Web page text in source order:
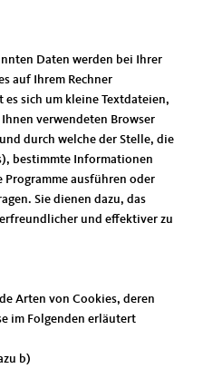
Daten werden bei Ihrer
auf Ihrem Rechner
sich um kleine Textdateien,
verwendeten Browser
durch welche der Stelle, die
bestimmte Informationen
ausführen oder
Sie dienen dazu, das
und effektiver zu
Arten von Cookies, deren
im Folgenden erläutert
b)